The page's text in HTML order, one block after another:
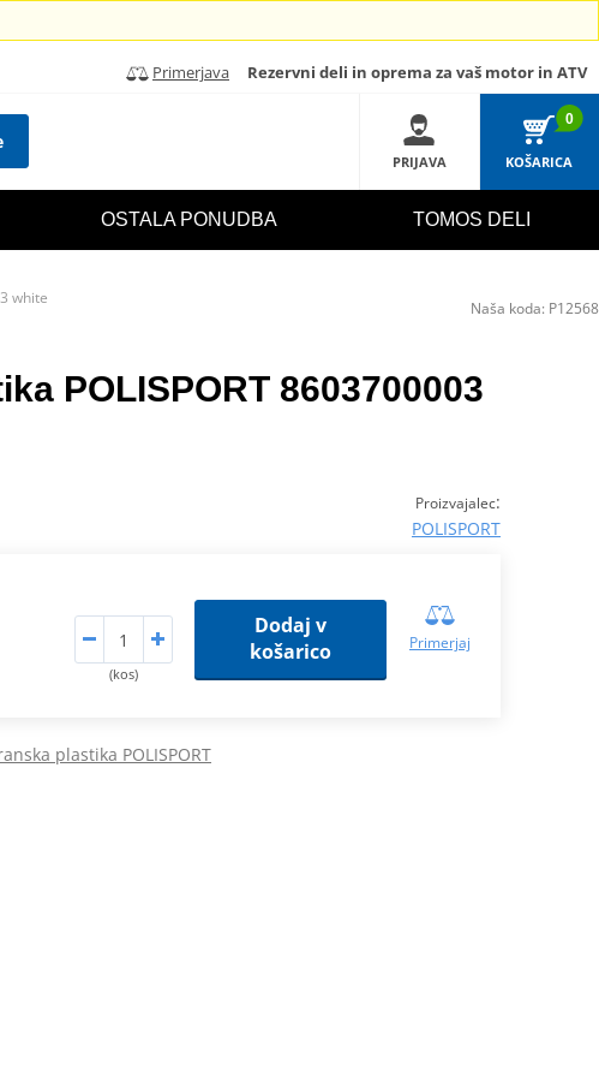
Primerjava Rezervni deli in oprema za vaš motor in ATV
PRIJAVA
0
KOŠARICA
OSTALA PONUDBA TOMOS DELI
white
POLISPORT 8603700003
Proizvajalec:
POLISPORT
(kos)
Dodaj v
košarico
Primerjaj
plastika POLISPORT
Naša koda: P12568